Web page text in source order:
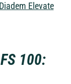
Diadem Elevate
100: